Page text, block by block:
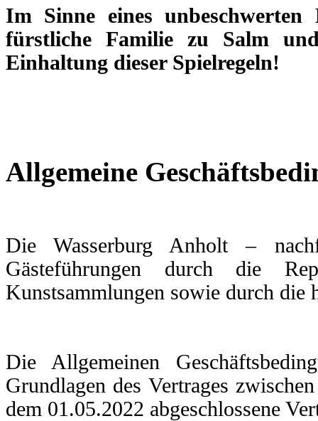
Im Sinne eines unbeschwerten
fürstliche Familie zu Salm
Einhaltung dieser Spielregeln!
Allgemeine
Die Wasserburg Anholt –
Gästeführungen durch die
Kunstsammlungen sowie durch die
Die Allgemeinen
Grundlagen des Vertrages
dem 01.05.2022 abgeschlossene